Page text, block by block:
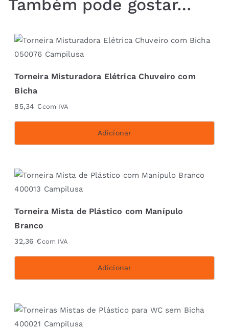
Também pode gostar…
Torneira Misturadora Elétrica Chuveiro com
Bicha
85,34 €com IVA
Adicionar
Torneira Mista de Plástico com Manípulo
Branco
32,36 €com IVA
Adicionar